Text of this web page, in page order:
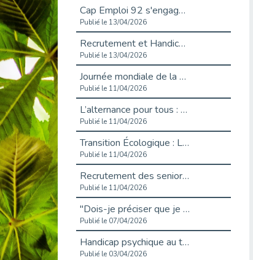
Cap Emploi 92 s'engage pour la santé mentale : La formation PSSM au cœur de l'accompagnement
Publié le 13/04/2026
Recrutement et Handicap : Et si vous testiez avant de vous engager ?
Publié le 13/04/2026
Journée mondiale de la maladie de Parkinson : Mieux comprendre pour mieux accompagner
Publié le 11/04/2026
L’alternance pour tous : Cap Emploi 92 et Seine Ouest Entreprise et Emploi mobilisés à Boulogne-Billancourt
Publié le 11/04/2026
Transition Écologique : Les Cap Emploi 75,92 et 93 s’engagent pour un Numérique Responsable
Publié le 11/04/2026
Recrutement des seniors : Un levier de transformation pour les ETI franciliennes
Publié le 11/04/2026
"Dois-je préciser que je suis handicapé sur mon CV?"
Publié le 07/04/2026
Handicap psychique au travail : et si nous changions de regard - vidéo
Publié le 03/04/2026